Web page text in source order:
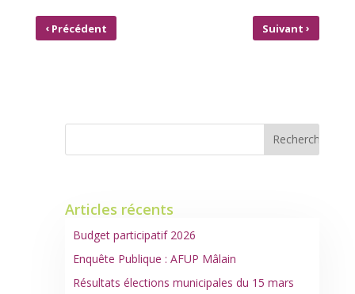
‹Précédent Suivant›
Articles récents
Budget participatif 2026
Enquête Publique : AFUP Mâlain
Résultats élections municipales du 15 mars